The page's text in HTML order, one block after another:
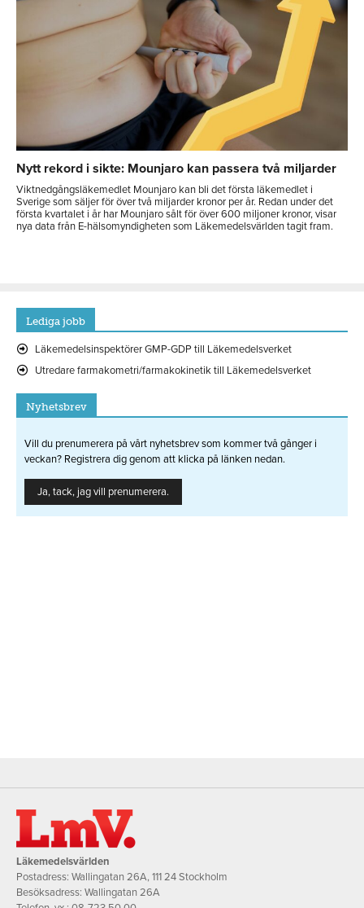
Nytt rekord i sikte: Mounjaro kan passera två miljarder
Viktnedgångsläkemedlet Mounjaro kan bli det första läkemedlet i
Sverige som säljer för över två miljarder kronor per år. Redan under det
första kvartalet i år har Mounjaro sålt för över 600 miljoner kronor, visar
nya data från E-hälsomyndigheten som Läkemedelsvärlden tagit fram.
Lediga jobb
Läkemedelsinspektörer GMP-GDP till Läkemedelsverket
Utredare farmakometri/farmakokinetik till Läkemedelsverket
Nyhetsbrev
Vill du prenumerera på vårt nyhetsbrev som kommer två gånger i
veckan? Registrera dig genom att klicka på länken nedan.
Ja, tack, jag vill prenumerera.
Läkemedelsvärlden
Postadress: Wallingatan 26A, 111 24 Stockholm
Besöksadress: Wallingatan 26A